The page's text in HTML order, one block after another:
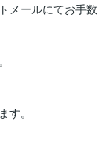
メールにてお手数
す。